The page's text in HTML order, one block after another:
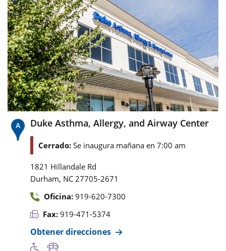
Duke Asthma, Allergy, and Airway Center
Cerrado: Se inaugura mañana en 7:00 am
1821 Hillandale Rd
Durham, NC 27705-2671
Oficina: 919-620-7300
Fax: 919-471-5374
Obtener direcciones